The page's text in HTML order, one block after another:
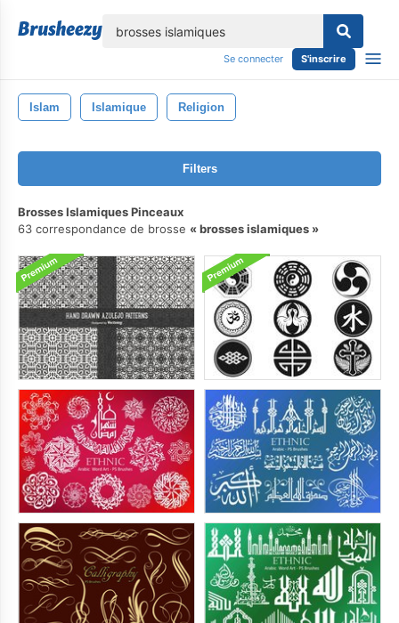
Se connecter S'inscrire
Islam Islamique Religion
Filters
Brosses Islamiques Pinceaux
63 correspondance de brosse
brosses islamiques